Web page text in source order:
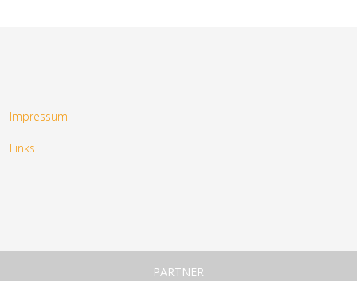
Impressum
Links
PARTNER